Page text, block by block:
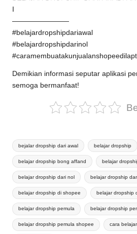
————————
#belajardropshipdariawal
#belajardropshipdarinol
Demikian informasi seputar aplikasi
semoga bermanfaat!
Tags:
bejalar dropship dari awal belajar dropship
belajar dropship bong affand belajar
belajar dropship dari nol belajar dropship
belajar dropship di shopee belajar dropship
belajar dropship pemula belajar dropship
belajar dropship pemula shopee cara